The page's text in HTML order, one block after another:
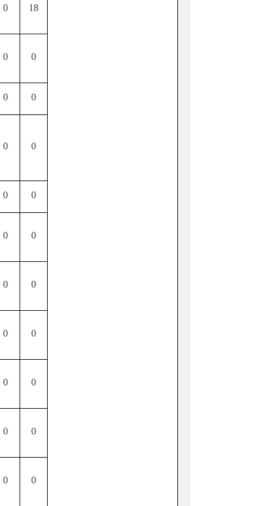
0 18
0 0
0 0
0 0
0 0
0 0
0 0
0 0
0 0
0 0
0 0